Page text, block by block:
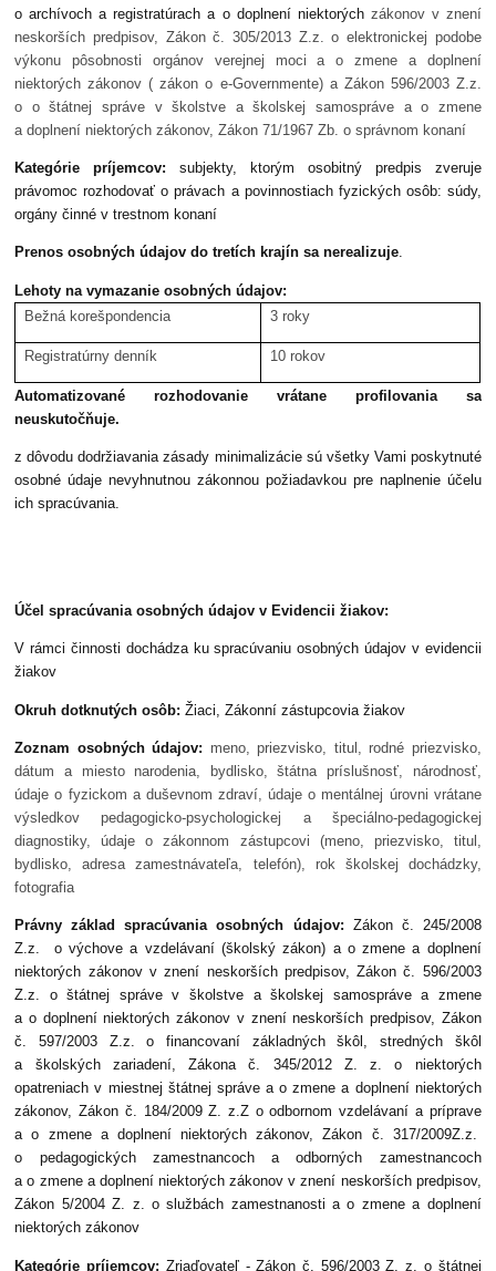
o archívoch a registratúrach a o doplnení niektorých zákonov v znení
neskorších predpisov, Zákon č. 305/2013 Z.z. o elektronickej podobe
výkonu pôsobnosti orgánov verejnej moci a o zmene a doplnení
niektorých zákonov ( zákon o e-Governmente) a Zákon 596/2003 Z.z.
o o štátnej správe v školstve a školskej samospráve a o zmene
a doplnení niektorých zákonov, Zákon 71/1967 Zb. o správnom konaní
Kategórie príjemcov: subjekty, ktorým osobitný predpis zveruje
právomoc rozhodovať o právach a povinnostiach fyzických osôb: súdy,
orgány činné v trestnom konaní
Prenos osobných údajov do tretích krajín sa nerealizuje.
Lehoty na vymazanie osobných údajov:
Bežná korešpondencia
3 roky
Registratúrny denník 10 rokov
Automatizované rozhodovanie vrátane profilovania sa
neuskutočňuje.
z dôvodu dodržiavania zásady minimalizácie sú všetky Vami poskytnuté
osobné údaje nevyhnutnou zákonnou požiadavkou pre naplnenie účelu
ich spracúvania.
Účel spracúvania osobných údajov v Evidencii žiakov:
V rámci činnosti dochádza ku spracúvaniu osobných údajov v evidencii
žiakov
Okruh dotknutých osôb:Žiaci, Zákonní zástupcovia žiakov
Zoznam osobných údajov: meno, priezvisko, titul, rodné priezvisko,
dátum a miesto narodenia, bydlisko, štátna príslušnosť, národnosť,
údaje o fyzickom a duševnom zdraví, údaje o mentálnej úrovni vrátane
výsledkov pedagogicko-psychologickej a špeciálno-pedagogickej
diagnostiky, údaje o zákonnom zástupcovi (meno, priezvisko, titul,
bydlisko, adresa zamestnávateľa, telefón), rok školskej dochádzky,
fotografia
Právny základ spracúvania osobných údajov: Zákon č. 245/2008
Z.z. o výchove a vzdelávaní (školský zákon) a o zmene a doplnení
niektorých zákonov v znení neskorších predpisov, Zákon č. 596/2003
Z.z. o štátnej správe v školstve a školskej samospráve a zmene
a o doplnení niektorých zákonov v znení neskorších predpisov, Zákon
č. 597/2003 Z.z. o financovaní základných škôl, stredných škôl
a školských zariadení, Zákona č. 345/2012 Z. z. o niektorých
opatreniach v miestnej štátnej správe a o zmene a doplnení niektorých
zákonov, Zákon č. 184/2009 Z. z.Z o odbornom vzdelávaní a príprave
a o zmene a doplnení niektorých zákonov, Zákon č. 317/2009Z.z.
o pedagogických zamestnancoch a odborných zamestnancoch
a o zmene a doplnení niektorých zákonov v znení neskorších predpisov,
Zákon 5/2004 Z. z. o službách zamestnanosti a o zmene a doplnení
niektorých zákonov
Kategórie príjemcov: Zriaďovateľ - Zákon č. 596/2003 Z. z. o štátnej